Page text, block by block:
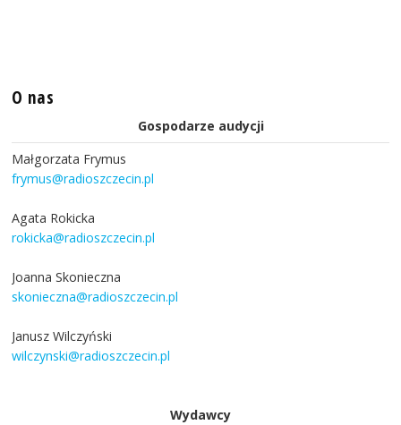
O nas
Gospodarze audycji
Małgorzata Frymus
frymus@radioszczecin.pl
Agata Rokicka
rokicka@radioszczecin.pl
Joanna Skonieczna
skonieczna@radioszczecin.pl
Janusz Wilczyński
wilczynski@radioszczecin.pl
Wydawcy